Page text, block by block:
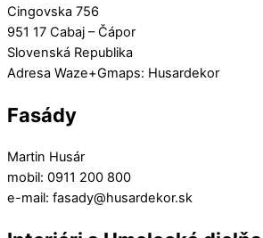
Cingovska 756
951 17 Cabaj – Čápor
Slovenská Republika
Adresa Waze+Gmaps: Husardekor
Fasády
Martin Husár
mobil: 0911 200 800
e-mail: fasady@husardekor.sk